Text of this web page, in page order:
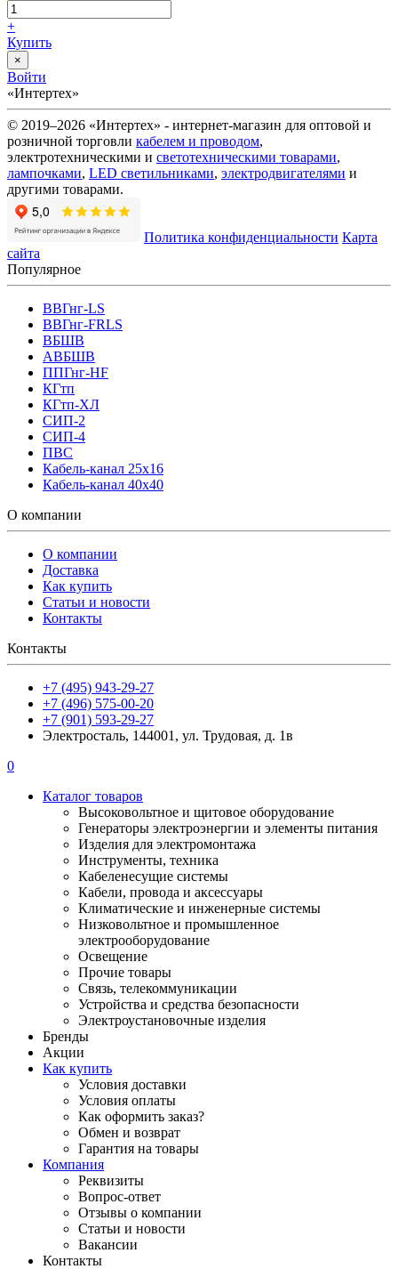
+
Купить
×
Войти
«Интертех»
© 2019–2026 «Интертех» - интернет-магазин для оптовой и
розничной торговли кабелем и проводом,
электротехническими и светотехническими товарами,
лампочками, LED светильниками, электродвигателями и
другими товарами.
Политика конфиденциальности Карта
сайта
Популярное
ВВГнг-LS
ВВГнг-FRLS
ВБШВ
АВБШВ
ППГнг-HF
КГтп
КГтп-ХЛ
СИП-2
СИП-4
ПВС
Кабель-канал 25х16
Кабель-канал 40х40
О компании
О компании
Доставка
Как купить
Статьи и новости
Контакты
Контакты
+7 (495) 943-29-27
+7 (496) 575-00-20
+7 (901) 593-29-27
Электросталь, 144001, ул. Трудовая, д. 1в
0
Каталог товаров
Высоковольтное и щитовое оборудование
Генераторы электроэнергии и элементы питания
Изделия для электромонтажа
Инструменты, техника
Кабеленесущие системы
Кабели, провода и аксессуары
Климатические и инженерные системы
Низковольтное и промышленное
электрооборудование
Освещение
Прочие товары
Связь, телекоммуникации
Устройства и средства безопасности
Электроустановочные изделия
Бренды
Акции
Как купить
Условия доставки
Условия оплаты
Как оформить заказ?
Обмен и возврат
Гарантия на товары
Компания
Реквизиты
Вопрос-ответ
Отзывы о компании
Статьи и новости
Вакансии
Контакты